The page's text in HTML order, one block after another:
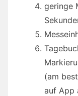
geringe
(am
auf App